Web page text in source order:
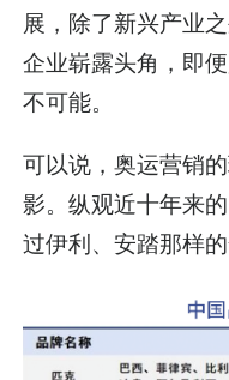
展，除了新兴产业
企业崭露头角，即
不可能。
可以说，奥运营销
影。纵观近十年来
过伊利、安踏那样